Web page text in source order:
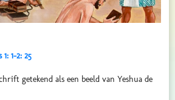
1: 1-2: 25
getekend als een beeld van Yeshua de